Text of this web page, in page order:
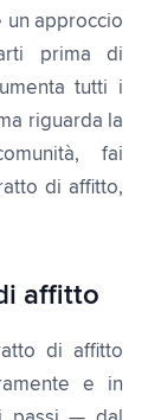
un approccio
prima di
tutti i
riguarda la
fai
di affitto,
affitto
di affitto
e in